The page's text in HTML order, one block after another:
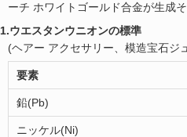
ーチ ホワイトゴールド合金が生成
1.ウエスタンウニオンの標準
(ヘアー アクセサリー、模造宝石ジ
要素
鉛(Pb)
ニッケル(Ni)